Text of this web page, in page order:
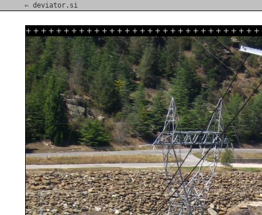
⇐ deviator.si
+ + + + + + + + + + + + + + + + + + + + + + + + + + + + + + +